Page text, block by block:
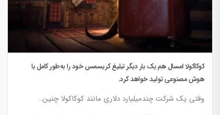
کوکاکولا امسال هم یک بار دیگر تبلیغ کریسمس خود را به‌طور کامل با
هوش مصنوعی تولید خواهد کرد.
وقتی یک شرکت چندمیلیارد دلاری مانند کوکاکولا چنین…